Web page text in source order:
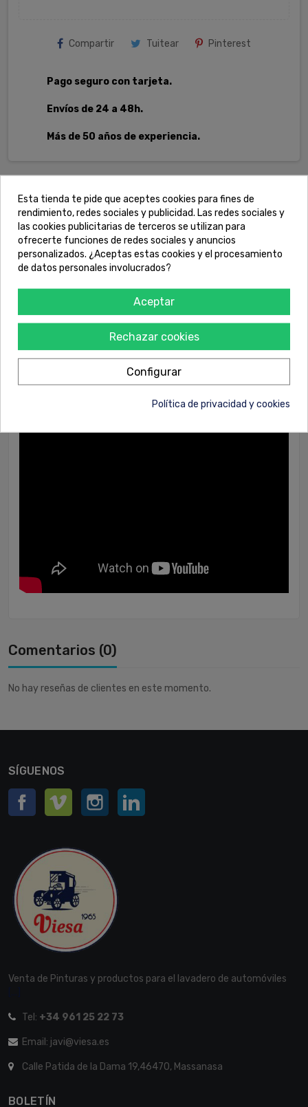
Compartir Tuitear Pinterest
Pago seguro con tarjeta.
Envíos de 24 a 48h.
Más de 50 años de experiencia.
Descripción
PP/9010 es una masilla de poliéster de alta calidad diseñada
para su uso en talleres de carrocería para la recogida de
faltas y relleno de abolladuras. Destaca por su extraordinaria
facilidad de aplicación, cremosidad, finura, lijabilidad,
ausencia de poros y flexibilidad. Adherencia sobre acero,
acero fundido, electrozincado y GRP. La superficie a reparar
debe estar desoxidada y libre de grasa; se aconseja un lijado
previo de la misma. No utilizar la masilla sobre wash-primer o
imprimaciones fosfatantes y acabados termoplásticos.
Repintado con Primer Filler de SINNEK PF o PW.
Comentarios (0)
No hay reseñas de clientes en este momento.
SÍGUENOS
Facebook Vimeo Instagram
Venta de Pinturas y productos para el lavadero de automóviles
Tel: +34 961 25 22 73
Email: javi@viesa.es
Calle Patida de la Dama 19,46470, Massanasa
BOLETÍN
Esta tienda te pide que aceptes cookies para fines de
rendimiento, redes sociales y publicidad. Las redes sociales y
las cookies publicitarias de terceros se utilizan para
ofrecerte funciones de redes sociales y anuncios
personalizados. ¿Aceptas estas cookies y el procesamiento
de datos personales involucrados?
Aceptar
Rechazar cookies
Configurar
Política de privacidad y cookies